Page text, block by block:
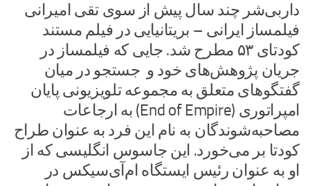
داربی‌شر چند سال پیش از سوی تقی امیرانی
فیلمساز ایرانی – بریتانیایی در فیلم مستند
کودتای ۵۳ مطرح شد. جایی که فیلمساز در
جریان پژوهش‌های خود و جستجو در میان
گفتگوهای متعلق به مجموعه تلویزیونی پایان
امپراتوری (End of Empire) به ارجاعات
مصاحبه‌شوندگان به نام این فرد به عنوان طراح
کودتا بر می‌خورد. این جاسوس انگلیسی که از
او به عنوان رئیس ایستگاه ام‌آی‌سیکس در